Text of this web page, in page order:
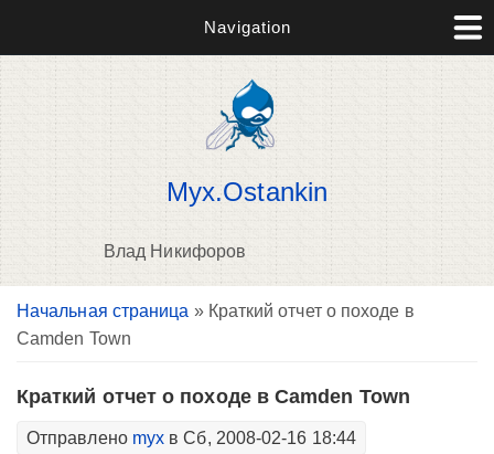
Navigation
Myx.Ostankin
Влад Никифоров
Вы здесь
Начальная страница » Краткий отчет о походе в
Camden Town
Краткий отчет о походе в Camden Town
Отправлено myx в Сб, 2008-02-16 18:44